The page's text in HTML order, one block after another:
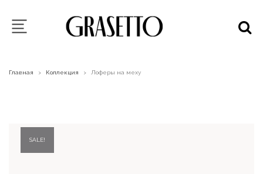
Главная > Коллекция > Лоферы на меху
SALE!